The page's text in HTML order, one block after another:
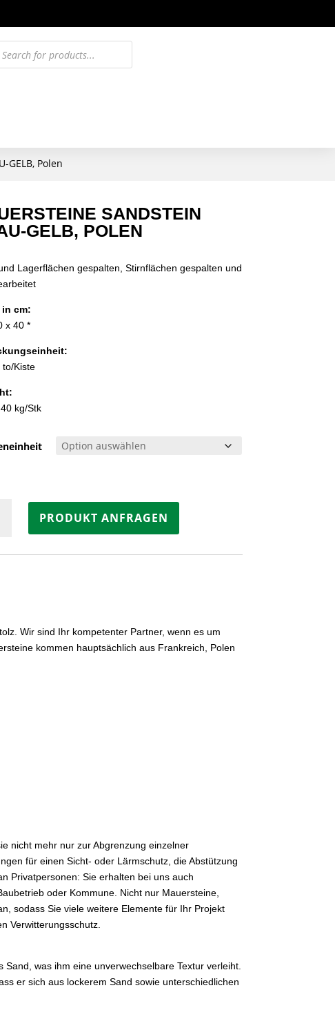
GELB, Polen
SANDSTEIN
GELB, POLEN
Lagerflächen gespalten, Stirnflächen gespalten und
in cm:
x 40 *
to/Kiste
kg/Stk
PRODUKT ANFRAGEN
Wir sind Ihr kompetenter Partner, wenn es um
kommen hauptsächlich aus Frankreich, Polen
nicht mehr nur zur Abgrenzung einzelner
für einen Sicht- oder Lärmschutz, die Abstützung
Privatpersonen: Sie erhalten bei uns auch
oder Kommune. Nicht nur Mauersteine,
sodass Sie viele weitere Elemente für Ihr Projekt
Verwitterungsschutz.
was ihm eine unverwechselbare Textur verleiht.
er sich aus lockerem Sand sowie unterschiedlichen